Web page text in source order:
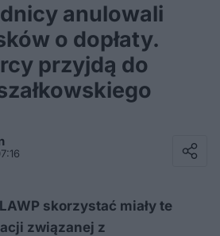
anulowali
o dopłaty.
przyjdą do
skorzystać miały te
związanej z